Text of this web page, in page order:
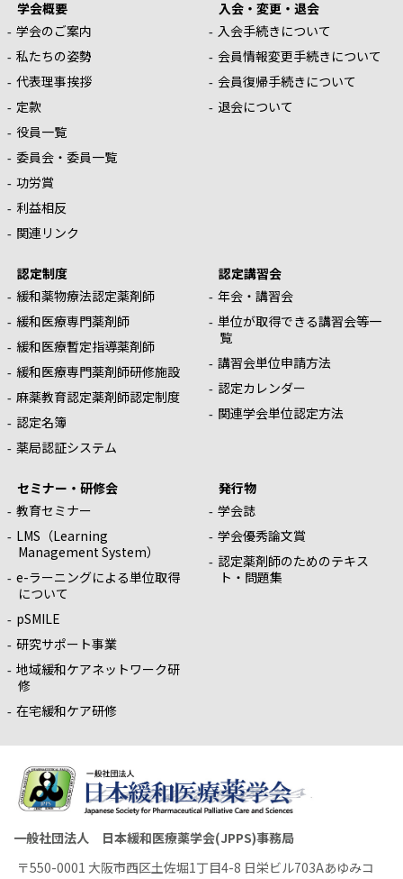
学会概要
学会のご案内
私たちの姿勢
代表理事挨拶
定款
役員一覧
委員会・委員一覧
功労賞
利益相反
関連リンク
入会・変更・退会
入会手続きについて
会員情報変更手続きについて
会員復帰手続きについて
退会について
認定制度
緩和薬物療法認定薬剤師
緩和医療専門薬剤師
緩和医療暫定指導薬剤師
緩和医療専門薬剤師研修施設
麻薬教育認定薬剤師認定制度
認定名簿
薬局認証システム
認定講習会
年会・講習会
単位が取得できる講習会等一
覧
講習会単位申請方法
認定カレンダー
関連学会単位認定方法
セミナー・研修会
教育セミナー
LMS（Learning
Management System）
e-ラーニングによる単位取得
について
pSMILE
研究サポート事業
地域緩和ケアネットワーク研
修
在宅緩和ケア研修
発行物
学会誌
学会優秀論文賞
認定薬剤師のためのテキス
ト・問題集
一般社団法人 日本緩和医療薬学会(JPPS)事務局
〒550-0001 大阪市西区土佐堀1丁目4-8 日栄ビル703Aあゆみコ